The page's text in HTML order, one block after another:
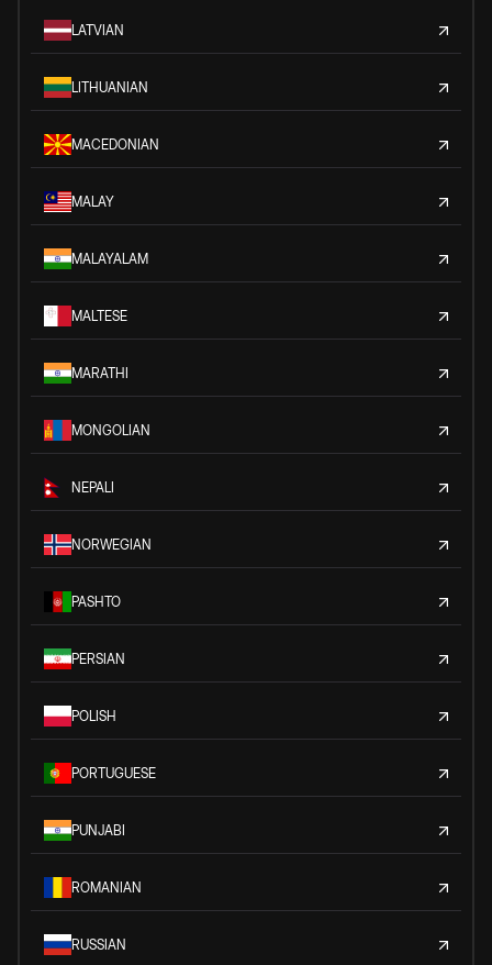
LATVIAN
LITHUANIAN
MACEDONIAN
MALAY
MALAYALAM
MALTESE
MARATHI
MONGOLIAN
NEPALI
NORWEGIAN
PASHTO
PERSIAN
POLISH
PORTUGUESE
PUNJABI
ROMANIAN
RUSSIAN